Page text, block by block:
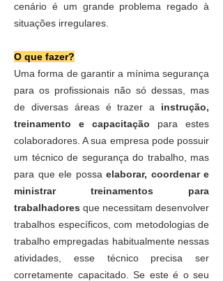
cenário é um grande problema regado à
situações irregulares.
O que fazer?
Uma forma de garantir a mínima segurança
para os profissionais não só dessas, mas
de diversas áreas é trazer a instrução,
treinamento e capacitação para estes
colaboradores. A sua empresa pode possuir
um técnico de segurança do trabalho, mas
para que ele possa elaborar, coordenar e
ministrar treinamentos para
trabalhadores que necessitam desenvolver
trabalhos específicos, com metodologias de
trabalho empregadas habitualmente nessas
atividades, esse técnico precisa ser
corretamente capacitado. Se este é o seu